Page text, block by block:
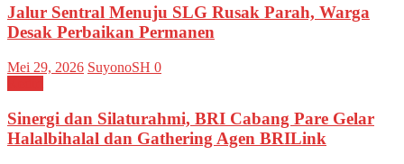
Jalur Sentral Menuju SLG Rusak Parah, Warga
Desak Perbaikan Permanen
Mei 29, 2026 SuyonoSH 0
Sinergi dan Silaturahmi, BRI Cabang Pare Gelar
Halalbihalal dan Gathering Agen BRILink